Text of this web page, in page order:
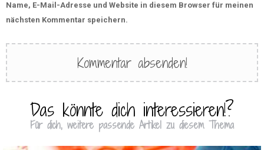
Name, E-Mail-Adresse und Website in diesem Browser für meinen
nächsten Kommentar speichern.
Das könnte dich interessieren!?
Für dich, weitere passende Artikel zu diesem Thema